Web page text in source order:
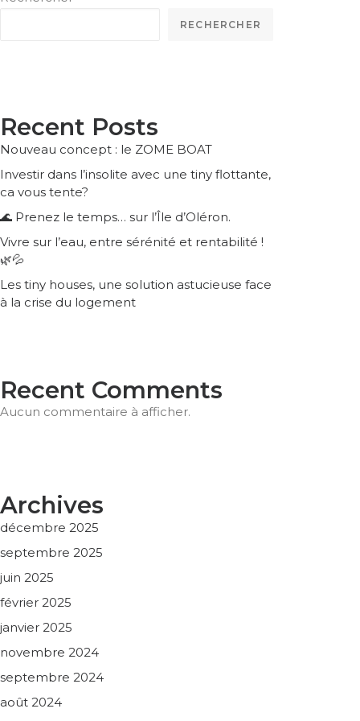
RECHERCHER
Recent Posts
Nouveau concept : le ZOME BOAT
Investir dans l’insolite avec une tiny flottante,
ca vous tente?
🌊 Prenez le temps… sur l’Île d’Oléron.
Vivre sur l’eau, entre sérénité et rentabilité !
🌿💦
Les tiny houses, une solution astucieuse face
à la crise du logement
Recent Comments
Aucun commentaire à afficher.
Archives
décembre 2025
septembre 2025
juin 2025
février 2025
janvier 2025
novembre 2024
septembre 2024
août 2024